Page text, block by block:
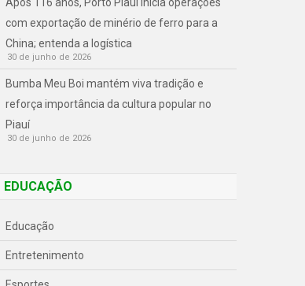
com exportação de minério de ferro para a
China; entenda a logística
30 de junho de 2026
Bumba Meu Boi mantém viva tradição e
reforça importância da cultura popular no
Piauí
30 de junho de 2026
EDUCAÇÃO
Educação
Entretenimento